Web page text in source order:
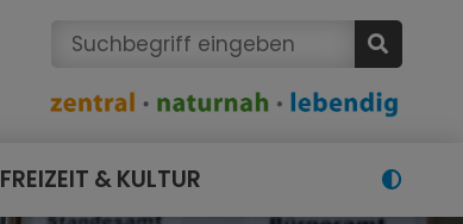
FREIZEIT & KULTUR